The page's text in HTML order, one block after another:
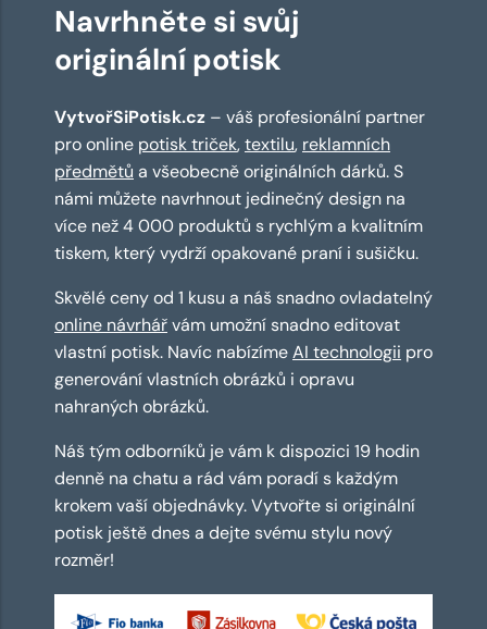
Navrhněte si svůj
originální potisk
VytvořSiPotisk.cz – váš profesionální partner
pro online potisk triček,textilu, reklamních
předmětů a všeobecně originálních dárků. S
námi můžete navrhnout jedinečný design na
více než 4 000 produktů s rychlým a kvalitním
tiskem, který vydrží opakované praní i sušičku.
Skvělé ceny od 1 kusu a náš snadno ovladatelný
online návrhářvám umožní snadno editovat
vlastní potisk. Navíc nabízímeAI technologii pro
generování vlastních obrázků i opravu
nahraných obrázků.
Náš tým odborníků je vám k dispozici 19 hodin
denně na chatu a rád vám poradí s každým
krokem vaší objednávky. Vytvořte si originální
potisk ještě dnes a dejte svému stylu nový
rozměr!